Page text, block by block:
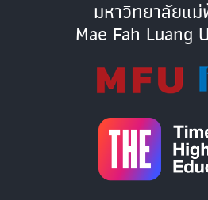
มหาวิทยาลัยแ
Mae Fah Luang